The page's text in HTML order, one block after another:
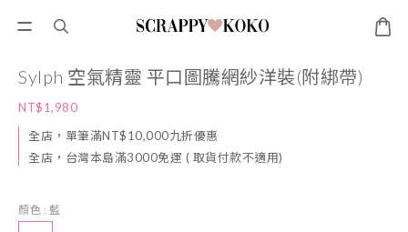
Sylph 空氣精靈 平口圖騰網紗洋裝(附綁帶)
NT$1,980
全店，單筆滿NT$10,000九折優惠
全店，台灣本島滿3000免運 ( 取貨付款不適用)
顏色 : 藍